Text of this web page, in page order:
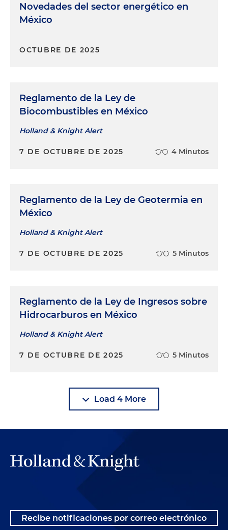
Novedades del sector energético en
México
OCTUBRE DE 2025
Reglamento de la Ley de
Biocombustibles en México
Holland & Knight Alert
7 DE OCTUBRE DE 2025 4 Minutos
Reglamento de la Ley de Geotermia en
México
Holland & Knight Alert
7 DE OCTUBRE DE 2025 5 Minutos
Reglamento de la Ley de Ingresos sobre
Hidrocarburos en México
Holland & Knight Alert
7 DE OCTUBRE DE 2025 5 Minutos
Load 4 More
Recibe notificaciones por correo electrónico